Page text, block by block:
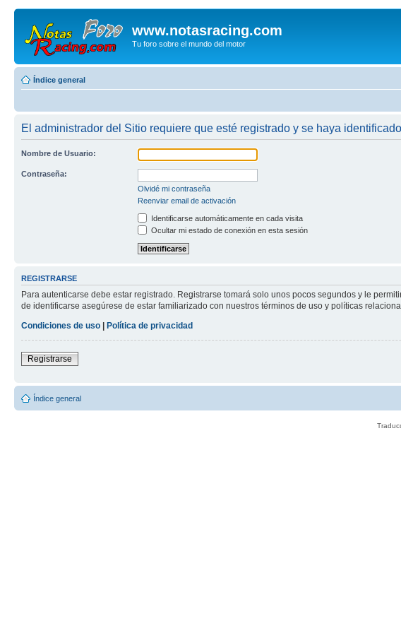
www.notasracing.com
Tu foro sobre el mundo del motor
Índice general
El administrador del Sitio requiere que esté registrado y se haya
Nombre de Usuario:
Contraseña:
Olvidé mi contraseña
Reenviar email de activación
Identificarse automáticamente en cada visita
Ocultar mi estado de conexión en esta sesión
REGISTRARSE
Para autenticarse debe estar registrado. Registrarse tomará solo unos pocos segundos y le
de identificarse asegúrese de estar familiarizado con nuestros términos de uso y políticas
Condiciones de uso
Política de privacidad
Registrarse
Índice general